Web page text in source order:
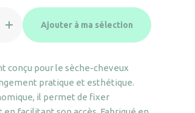
Ajouter à ma sélection
conçu pour le sèche-cheveux
pratique et esthétique.
il permet de fixer